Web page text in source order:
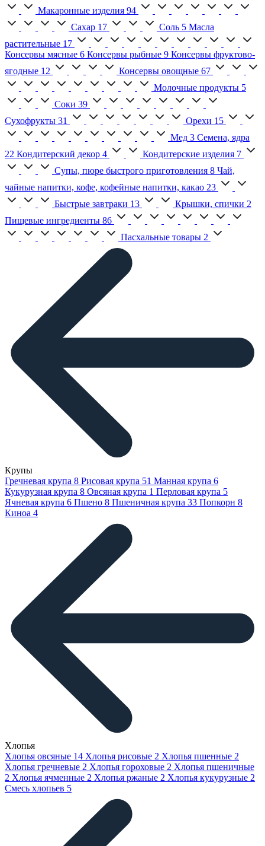
Макаронные изделия 94
Сахар 17 Соль 5 Масла
растительные 17
Консервы мясные 6 Консервы рыбные 9 Консервы фруктово-
ягодные 12 Консервы овощные 67
Молочные продукты 5
Соки 39
Сухофрукты 31 Орехи 15
Мед 3 Семена, ядра
22 Кондитерский декор 4 Кондитерские изделия 7
Супы, пюре быстрого приготовления 8 Чай,
чайные напитки, кофе, кофейные напитки, какао 23
Быстрые завтраки 13 Крышки, спички 2
Пищевые ингредиенты 86
Пасхальные товары 2
Крупы
Гречневая крупа 8 Рисовая крупа 51 Манная крупа 6
Кукурузная крупа 8 Овсяная крупа 1 Перловая крупа 5
Ячневая крупа 6 Пшено 8 Пшеничная крупа 33 Попкорн 8
Киноа 4
Хлопья
Хлопья овсяные 14 Хлопья рисовые 2 Хлопья пшенные 2
Хлопья гречневые 2 Хлопья гороховые 2 Хлопья пшеничные
2 Хлопья ячменные 2 Хлопья ржаные 2 Хлопья кукурузные 2
Смесь хлопьев 5